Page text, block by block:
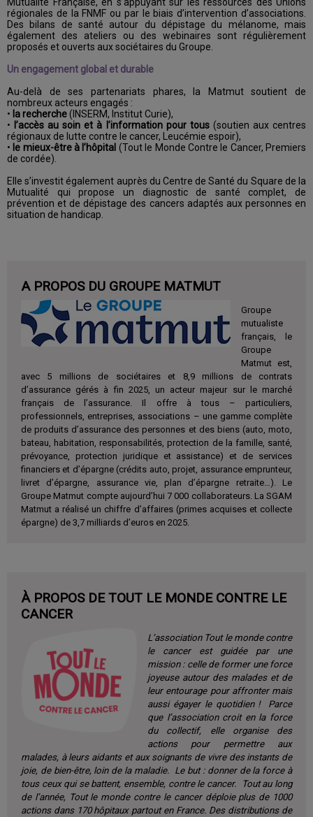
régionales de la FNMF ou par le biais d’intervention d’associations.
Des bilans de santé autour du dépistage du mélanome, mais
également des ateliers ou des webinaires sont régulièrement
proposés et ouverts aux sociétaires du Groupe.
Un engagement global et durable
Au-delà de ses partenariats phares, la Matmut soutient de
nombreux acteurs engagés :
• la recherche(INSERM, Institut Curie),
• l’accès au soin et à l’information pour tous (soutien aux centres
régionaux de lutte contre le cancer, Leucémie espoir),
• le mieux-être à l’hôpital (Tout le Monde Contre le Cancer, Premiers
de cordée).
Elle s’investit également auprès du Centre de Santé du Square de la
Mutualité qui propose un diagnostic de santé complet, de
prévention et de dépistage des cancers adaptés aux personnes en
situation de handicap.
A PROPOS DU GROUPE MATMUT
Groupe
mutualiste
français, le
Groupe
Matmut est,
avec 5 millions de sociétaires et 8,9 millions de contrats
d’assurance gérés à fin 2025, un acteur majeur sur le marché
français de l’assurance. Il offre à tous – particuliers,
professionnels, entreprises, associations – une gamme complète
de produits d’assurance des personnes et des biens (auto, moto,
bateau, habitation, responsabilités, protection de la famille, santé,
prévoyance, protection juridique et assistance) et de services
financiers et d’épargne (crédits auto, projet, assurance emprunteur,
livret d’épargne, assurance vie, plan d’épargne retraite…). Le
Groupe Matmut compte aujourd’hui 7 000 collaborateurs. La SGAM
Matmut a réalisé un chiffre d’affaires (primes acquises et collecte
épargne) de 3,7 milliards d’euros en 2025.
À PROPOS DE TOUT LE MONDE CONTRE LE
CANCER
L’association Tout le monde contre
le cancer est guidée par une
mission : celle de former une force
joyeuse autour des malades et de
leur entourage pour affronter mais
aussi égayer le quotidien !
Parce
que l’association croit en la force
du collectif, elle organise des
actions pour permettre aux
malades, à leurs aidants et aux soignants de vivre des instants de
joie, de bien-être, loin de la maladie.
Le but : donner de la force à
tous ceux qui se battent, ensemble, contre le cancer.
Tout au long
de l’année, Tout le monde contre le cancer déploie plus de 1000
actions dans 170 hôpitaux partout en France. Des distributions de